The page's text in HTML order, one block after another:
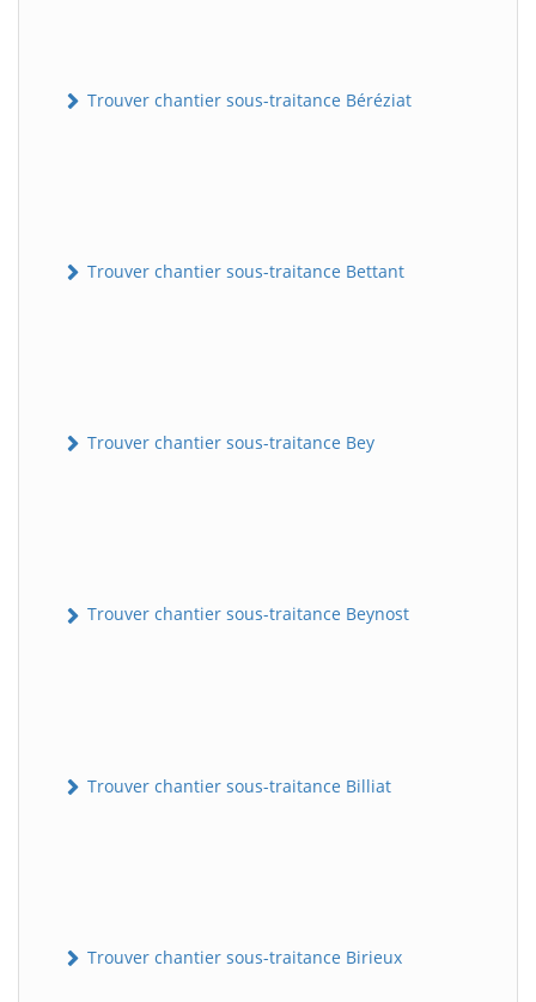
Trouver chantier sous-traitance Béréziat
Trouver chantier sous-traitance Bettant
Trouver chantier sous-traitance Bey
Trouver chantier sous-traitance Beynost
Trouver chantier sous-traitance Billiat
Trouver chantier sous-traitance Birieux